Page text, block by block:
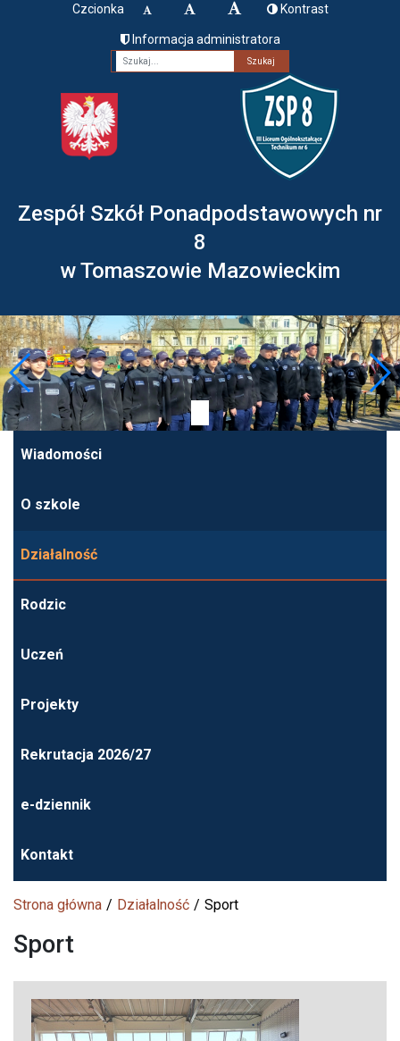
Czcionka Kontrast
Informacja administratora
Fraza
Zespół Szkół Ponadpodstawowych nr
8
w Tomaszowie Mazowieckim
Wiadomości
O szkole
Działalność
Rodzic
Uczeń
Projekty
Rekrutacja 2026/27
e-dziennik
Kontakt
Strona główna Działalność Sport
Sport